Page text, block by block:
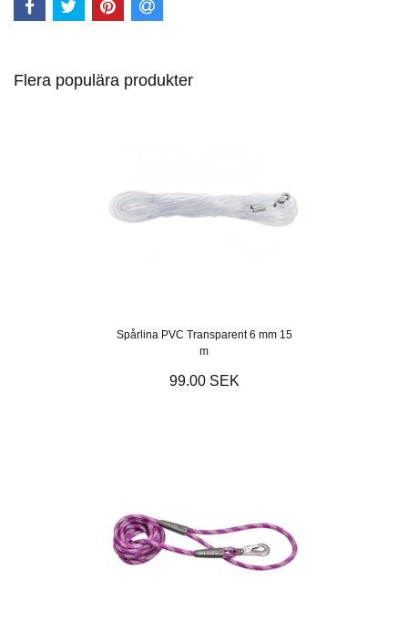
Flera populära produkter
Spårlina PVC Transparent 6 mm 15
m
99.00 SEK